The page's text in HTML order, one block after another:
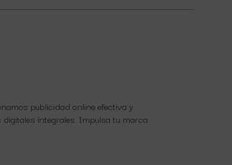
publicidad online efectiva y
integrales. Impulsa tu marca